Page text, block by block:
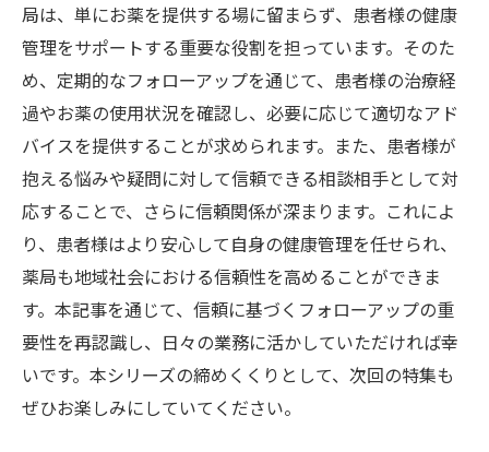
局は、単にお薬を提供する場に留まらず、患者様の健康
管理をサポートする重要な役割を担っています。そのた
め、定期的なフォローアップを通じて、患者様の治療経
過やお薬の使用状況を確認し、必要に応じて適切なアド
バイスを提供することが求められます。また、患者様が
抱える悩みや疑問に対して信頼できる相談相手として対
応することで、さらに信頼関係が深まります。これによ
り、患者様はより安心して自身の健康管理を任せられ、
薬局も地域社会における信頼性を高めることができま
す。本記事を通じて、信頼に基づくフォローアップの重
要性を再認識し、日々の業務に活かしていただければ幸
いです。本シリーズの締めくくりとして、次回の特集も
ぜひお楽しみにしていてください。